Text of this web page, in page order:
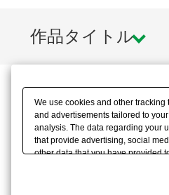
作品タイトル
We use cookies and other
and advertisements tailored to
analysis. The data regarding your
that provide advertising, social
other data that you have provided
the use of all Cookies except for